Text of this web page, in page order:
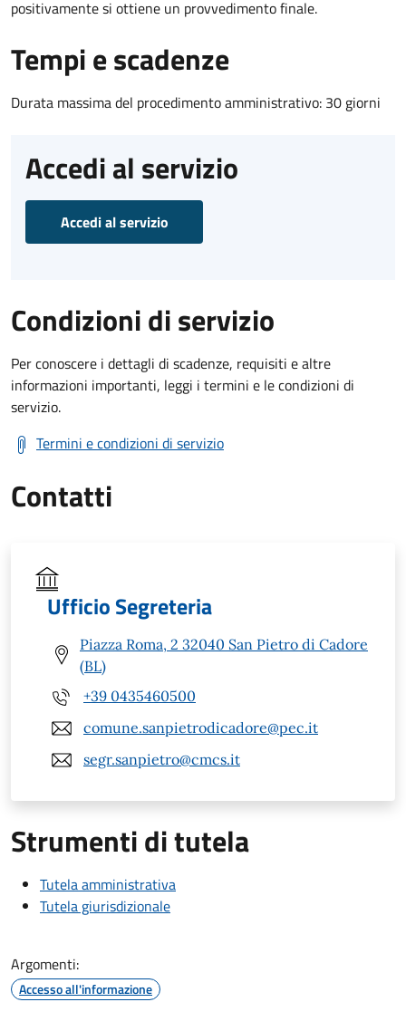
positivamente si ottiene un provvedimento finale.
Tempi e scadenze
Durata massima del procedimento amministrativo: 30 giorni
Accedi al servizio
Accedi al servizio
Condizioni di servizio
Per conoscere i dettagli di scadenze, requisiti e altre
informazioni importanti, leggi i termini e le condizioni di
servizio.
Termini e condizioni di servizio
Contatti
Ufficio Segreteria
Piazza Roma, 2 32040 San Pietro di Cadore
(BL)
+39 0435460500
comune.sanpietrodicadore@pec.it
segr.sanpietro@cmcs.it
Strumenti di tutela
Tutela amministrativa
Tutela giurisdizionale
Argomenti:
Accesso all'informazione